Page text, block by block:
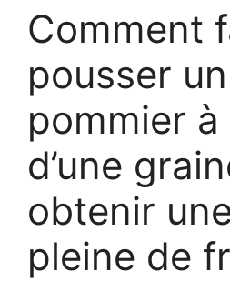
Comment
pousser un
pommier
d’une
obtenir
pleine de